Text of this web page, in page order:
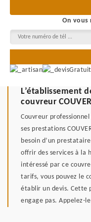
On vous
L’établissement
couvreur
Couvreur
ses prestations
besoin d’un
offrir des services à la
intéressé par ce
tarifs, vous pouvez le
établir un devis. Cette
engage pas. Appelez-